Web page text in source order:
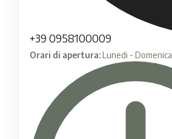
+39 0958100009
Orari di apertura:Lunedi - Domenica